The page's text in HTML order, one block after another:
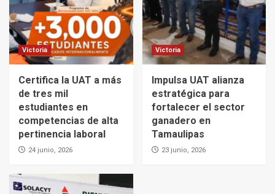
Victoria
Certifica la UAT a más
de tres mil
estudiantes en
competencias de alta
pertinencia laboral
24 junio, 2026
Victoria
Impulsa UAT alianza
estratégica para
fortalecer el sector
ganadero en
Tamaulipas
23 junio, 2026